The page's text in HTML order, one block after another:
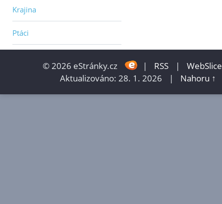
Krajina
Ptáci
© 2026 eStránky.cz | RSS |
WebSlice
Aktualizováno: 28. 1. 2026
| Nahoru ↑